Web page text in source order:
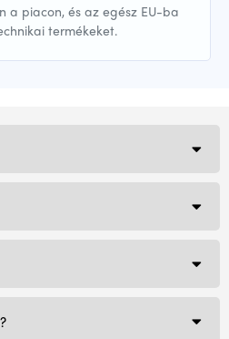
a piacon, és az egész EU-ba
termékeket.